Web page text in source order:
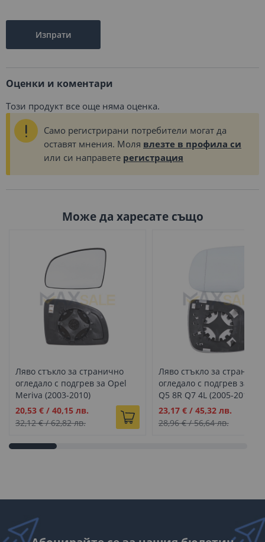
Изпрати
Оценки и коментари
Този продукт все още няма оценка.
Само регистрирани потребители могат да
оставят мнения. Моля влезте в профила си
или си направете регистрация
Може да харесате също
Ляво стъкло за странично
огледало с подгрев за Opel
Meriva (2003-2010)
Промо
цена
20,53 € / 40,15 лв.
32,12 €/62,82 лв.
Ляво стъкло за
огледало с подгрев за
Q5 8R Q7 4L (2005-2016)
Промо
цена
23,17 €/ 45,32 лв.
28,96 €/56,64 лв.